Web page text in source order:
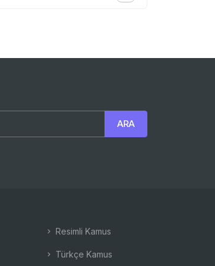
Resimli Kamus
Türkçe Kamus